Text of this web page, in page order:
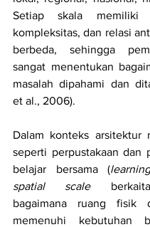
Setiap skala memiliki
kompleksitas, dan relasi
berbeda, sehingga
sangat menentukan
masalah dipahami dan
et al., 2006).
Dalam konteks arsitektur
seperti perpustakaan dan
belajar bersama (
spatial scale
bagaimana ruang fisik
memenuhi kebutuhan